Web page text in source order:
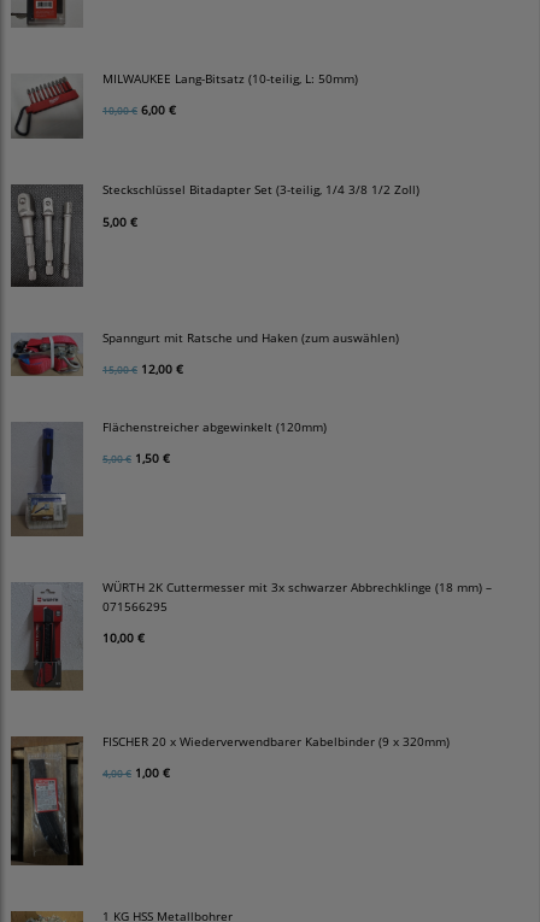
MILWAUKEE Lang-Bitsatz (10-teilig, L: 50mm)
10,00 € 6,00 €
Steckschlüssel Bitadapter Set (3-teilig, 1/4 3/8 1/2 Zoll)
5,00 €
Spanngurt mit Ratsche und Haken (zum auswählen)
15,00 € 12,00 €
Flächenstreicher abgewinkelt (120mm)
5,00 € 1,50 €
WÜRTH 2K Cuttermesser mit 3x schwarzer Abbrechklinge (18 mm) –
071566295
10,00 €
FISCHER 20 x Wiederverwendbarer Kabelbinder (9 x 320mm)
4,00 € 1,00 €
1 KG HSS Metallbohrer